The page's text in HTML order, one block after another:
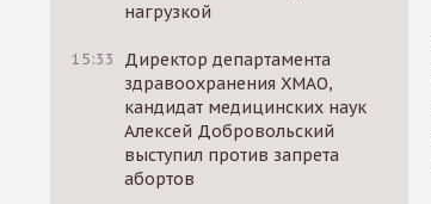
нагрузкой
15:33
Директор департамента
здравоохранения ХМАО,
кандидат медицинских наук
Алексей Добровольский
выступил против запрета
абортов